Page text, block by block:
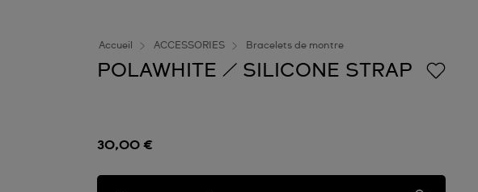
Accueil ACCESSORIES Bracelets de montre
POLAWHITE / SILICONE STRAP
30,00 €